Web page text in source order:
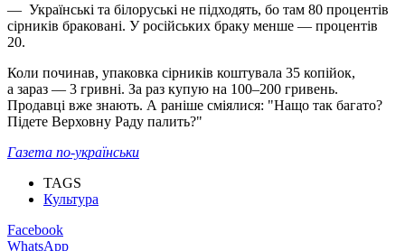
— Українські та білоруські не підходять, бо там 80 процентів
сірників браковані. У російських браку менше — процентів
20.
Коли починав, упаковка сірників коштувала 35 копійок,
а зараз — 3 гривні. За раз купую на 100–200 гривень.
Продавці вже знають. А раніше сміялися: "Нащо так багато?
Підете Верховну Раду палить?"
Газета по-українськи
TAGS
Культура
Facebook
WhatsApp